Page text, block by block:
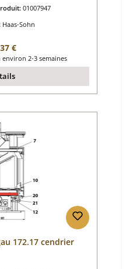
01007947
Haas-Sohn
régulier :
€
2-3 semaines
172.17 cendrier